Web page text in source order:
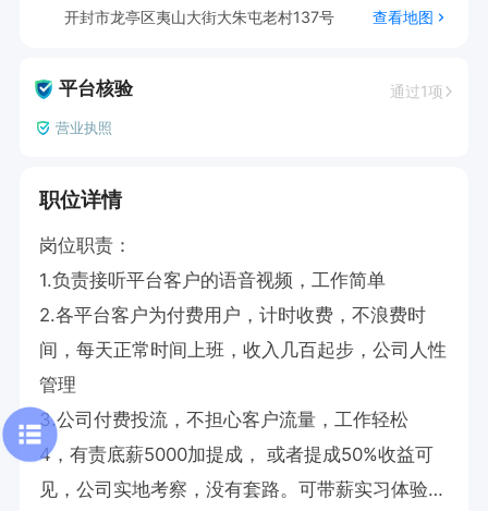
开封市龙亭区夷山大街大朱屯老村137号
查看地图
平台核验 通过1项
营业执照
职位详情
岗位职责：
1.负责接听平台客户的语音视频，工作简单
2.各平台客户为付费用户，计时收费，不浪费时
间，每天正常时间上班，收入几百起步，公司人性
管理
3.公司付费投流，不担心客户流量，工作轻松
4，有责底薪5000加提成， 或者提成50%收益可
见，公司实地考察，没有套路。可带薪实习体验